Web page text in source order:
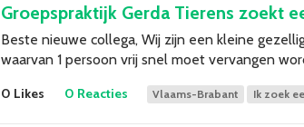
Groepspraktijk Gerda Tierens zoekt
Beste nieuwe collega, Wij zijn een kleine
waarvan 1 persoon vrij snel moet vervangen
0 Likes 0 Reacties Vlaams-Brabant Ik zoek